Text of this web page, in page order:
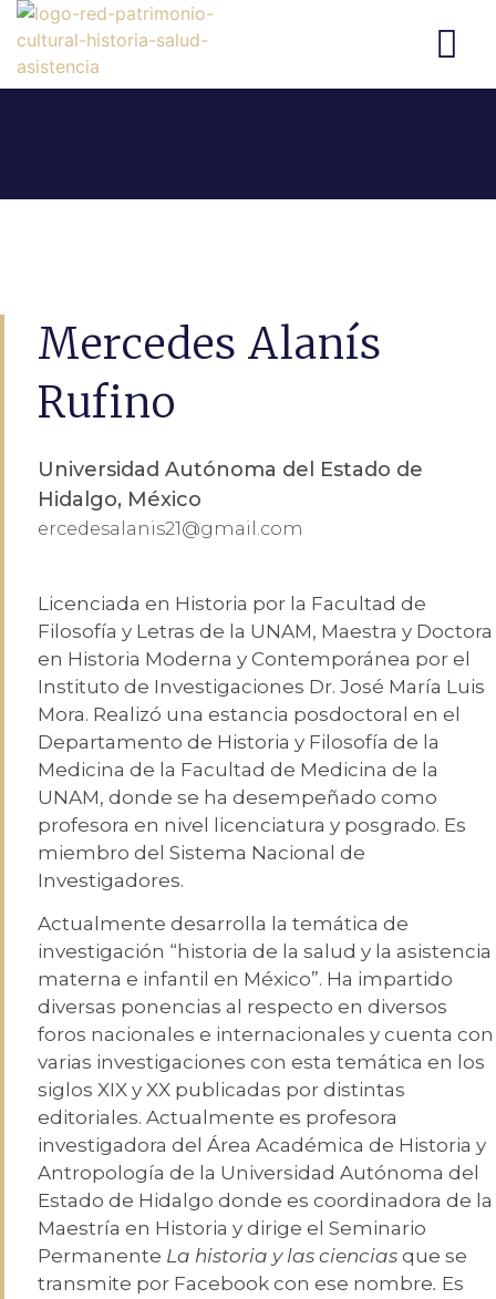
Mercedes Alanís
Rufino
Universidad Autónoma del Estado de
Hidalgo, México
ercedesalanis21@gmail.com
Licenciada en Historia por la Facultad de
Filosofía y Letras de la UNAM, Maestra y Doctora
en Historia Moderna y Contemporánea por el
Instituto de Investigaciones Dr. José María Luis
Mora. Realizó una estancia posdoctoral en el
Departamento de Historia y Filosofía de la
Medicina de la Facultad de Medicina de la
UNAM, donde se ha desempeñado como
profesora en nivel licenciatura y posgrado. Es
miembro del Sistema Nacional de
Investigadores.
Actualmente desarrolla la temática de
investigación “historia de la salud y la asistencia
materna e infantil en México”. Ha impartido
diversas ponencias al respecto en diversos
foros nacionales e internacionales y cuenta con
varias investigaciones con esta temática en los
siglos XIX y XX publicadas por distintas
editoriales. Actualmente es profesora
investigadora del Área Académica de Historia y
Antropología de la Universidad Autónoma del
Estado de Hidalgo donde es coordinadora de la
Maestría en Historia y dirige el Seminario
Permanente La historia y las ciencias que se
transmite por Facebook con ese nombre. Es